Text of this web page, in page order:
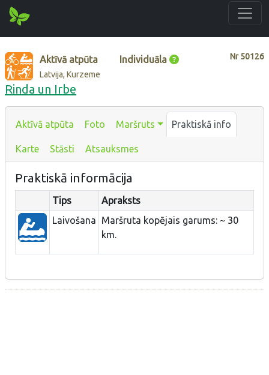
Nr50126
Aktīvā atpūta Individuāla
Latvija, Kurzeme
Rinda un Irbe
Aktīvā atpūta Foto Maršruts Praktiskā info
Karte Stāsti Atsauksmes
Praktiskā informācija
Tips
Apraksts
Laivošana
Maršruta kopējais garums: ~ 30
km.